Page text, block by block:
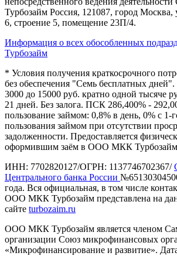
Турбозайм Россия, 121087, город Москва,
6, строение 5, помещение 23П/4.
Информация о всех обособленных
Турбозайм
* Условия получения краткосрочного
без обеспечения "Семь бесплатных
3000 до 15000 руб. кратно одной тысяче
21 дней. Без залога. ПСК 286,400% -
пользование займом: 0,8% в день, 0% с 1-
пользования займом при отсутствии
задолженности. Предоставляется
оформившим заём в ООО МКК
ИНН: 7702820127/ОГРН: 1137746702367/
Центрального банка России
года. Вся официальная, в том числе
ООО МКК Турбозайм представлена на
сайте turbozaim.ru
ООО МКК Турбозайм является членом
организации Союз микрофинансовых
«Микрофинансирование и развитие».